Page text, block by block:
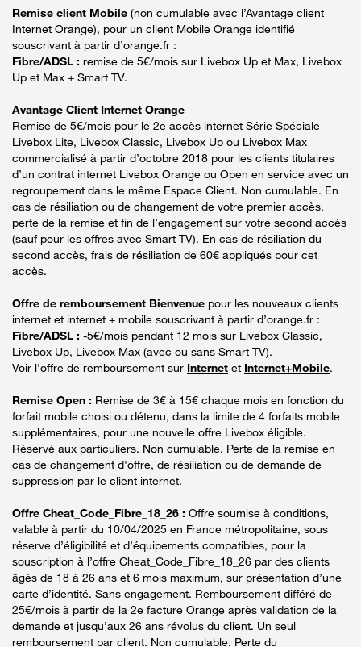
Remise client Mobile (non cumulable avec l’Avantage client
Internet Orange), pour un client Mobile Orange identifié
souscrivant à partir d’orange.fr :
Fibre/ADSL : remise de 5€/mois sur Livebox Up et Max, Livebox
Up et Max + Smart TV.
Avantage Client Internet Orange
Remise de 5€/mois pour le 2e accès internet Série Spéciale
Livebox Lite, Livebox Classic, Livebox Up ou Livebox Max
commercialisé à partir d’octobre 2018 pour les clients titulaires
d’un contrat internet Livebox Orange ou Open en service avec un
regroupement dans le même Espace Client. Non cumulable. En
cas de résiliation ou de changement de votre premier accès,
perte de la remise et fin de l’engagement sur votre second accès
(sauf pour les offres avec Smart TV). En cas de résiliation du
second accès, frais de résiliation de 60€ appliqués pour cet
accès.
Offre de remboursement Bienvenue pour les nouveaux clients
internet et internet + mobile souscrivant à partir d’orange.fr :
Fibre/ADSL : -5€/mois pendant 12 mois sur Livebox Classic,
Livebox Up, Livebox Max (avec ou sans Smart TV).
Voir l'offre de remboursement sur Internet et Internet+Mobile.
Remise Open : Remise de 3€ à 15€ chaque mois en fonction du
forfait mobile choisi ou détenu, dans la limite de 4 forfaits mobile
supplémentaires, pour une nouvelle offre Livebox éligible.
Réservé aux particuliers. Non cumulable. Perte de la remise en
cas de changement d'offre, de résiliation ou de demande de
suppression par le client internet.
Offre Cheat_Code_Fibre_18_26 : Offre soumise à conditions,
valable à partir du 10/04/2025 en France métropolitaine, sous
réserve d’éligibilité et d’équipements compatibles, pour la
souscription à l’offre Cheat_Code_Fibre_18_26 par des clients
âgés de 18 à 26 ans et 6 mois maximum, sur présentation d’une
carte d’identité. Sans engagement. Remboursement différé de
25€/mois à partir de la 2e facture Orange après validation de la
demande et jusqu’aux 26 ans révolus du client. Un seul
remboursement par client. Non cumulable. Perte du